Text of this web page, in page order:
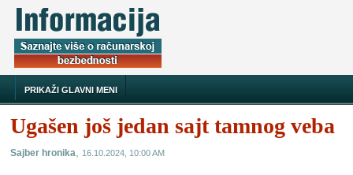
PRIKAŽI GLAVNI MENI
Ugašen još jedan sajt tamnog veba
Sajber hronika, 16.10.2024, 10:00 AM